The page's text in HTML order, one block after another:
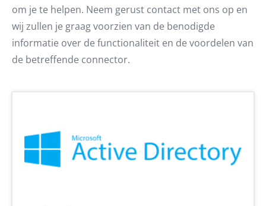
om je te helpen. Neem gerust contact met ons op en
wij zullen je graag voorzien van de benodigde
informatie over de functionaliteit en de voordelen van
de betreffende connector.